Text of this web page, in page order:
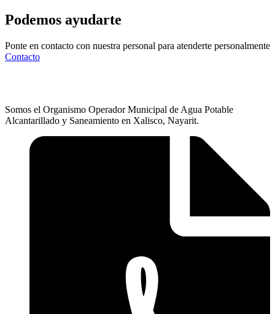
Podemos ayudarte
Ponte en contacto con nuestra personal para atenderte personalmente
Contacto
Somos el Organismo Operador Municipal de Agua Potable
Alcantarillado y Saneamiento en Xalisco, Nayarit.